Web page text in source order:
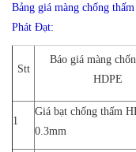
Bảng giá màng chống
Phát Đạt:
Stt
Báo giá màng
HDPE
1
Giá bạt chống thấm
0.3mm